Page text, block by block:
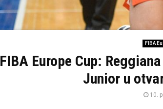
FIBA
FIBA Europe Cup:
Junior u
10.